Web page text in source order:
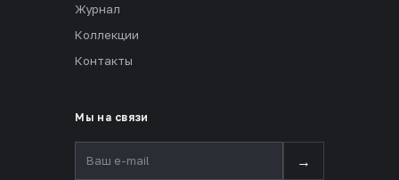
Журнал
Коллекции
Контакты
Мы на связи
→